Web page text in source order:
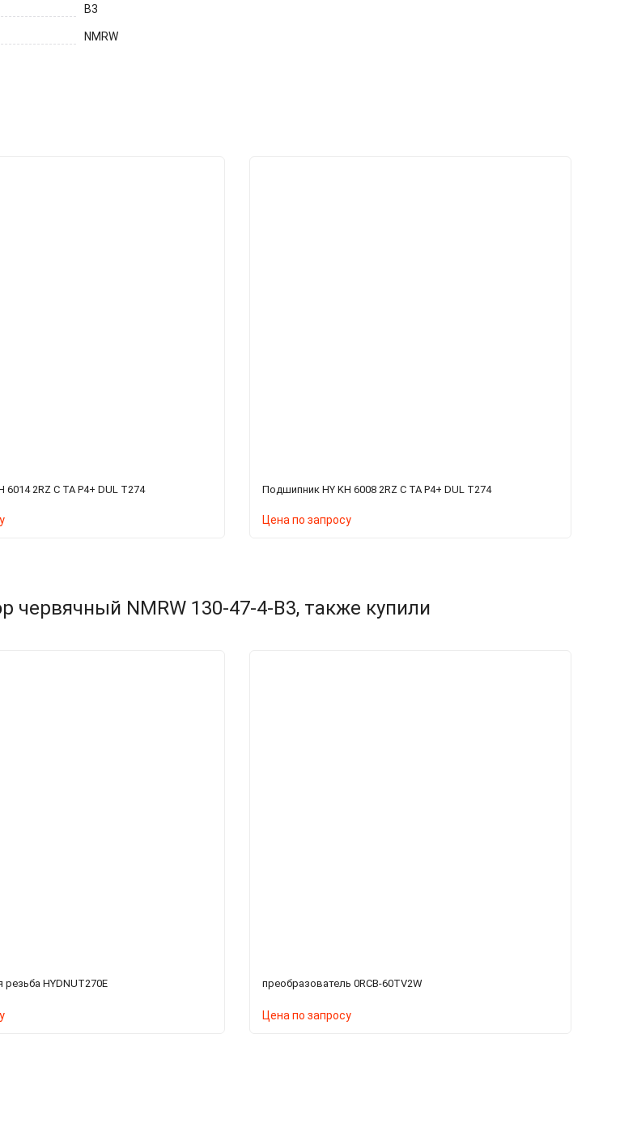
B3
NMRW
2RZ C TA P4+ DUL T274 Подшипник HY KH 6008 2RZ C TA P4+ DUL T274
Цена по запросу
червячный NMRW 130-47-4-B3, также купили
резьба HYDNUT270E преобразователь 0RCB-60TV2W
Цена по запросу